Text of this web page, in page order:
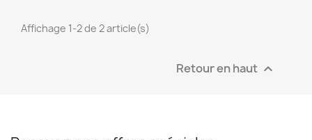
Affichage 1-2 de 2 article(s)
Retour en haut 